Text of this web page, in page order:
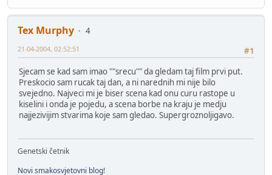
Tex Murphy
4
#1
21-04-2004, 02:52:51
Sjecam se kad sam imao ""srecu"" da gledam taj film prvi put.
Preskocio sam rucak taj dan, a ni narednih mi nije bilo
svejedno. Najveci mi je biser scena kad onu curu rastope u
kiselini i onda je pojedu, a scena borbe na kraju je medju
najjezivijim stvarima koje sam gledao. Supergroznoljigavo.
Genetski četnik
Novi smakosvjetovni blog!